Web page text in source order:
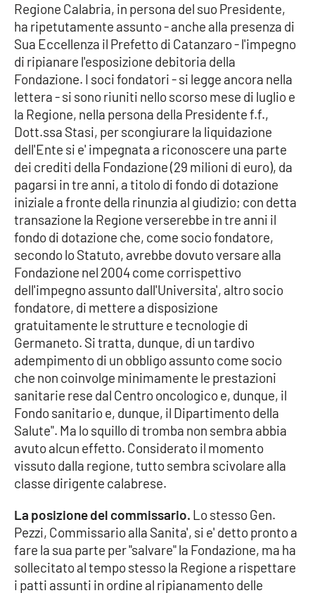
Leggendo Alvaro insieme
Imprese Di Calabria
Le perfidie di Antonella Grippo
Venti di comunicazione
STREAMING
LaC TV
LaC Network
LaC OnAir
EDIZIONI
LOCALI
Catanzaro
Crotone
Vibo Valentia
Reggio Calabria
Lamezia Terme
Regione Calabria, in persona del suo Presidente,
ha ripetutamente assunto - anche alla presenza di
Sua Eccellenza il Prefetto di Catanzaro - l'impegno
di ripianare l'esposizione debitoria della
Fondazione. I soci fondatori - si legge ancora nella
lettera - si sono riuniti nello scorso mese di luglio e
la Regione, nella persona della Presidente f.f.,
Dott.ssa Stasi, per scongiurare la liquidazione
dell'Ente si e' impegnata a riconoscere una parte
dei crediti della Fondazione (29 milioni di euro), da
pagarsi in tre anni, a titolo di fondo di dotazione
iniziale a fronte della rinunzia al giudizio; con detta
transazione la Regione verserebbe in tre anni il
fondo di dotazione che, come socio fondatore,
secondo lo Statuto, avrebbe dovuto versare alla
Fondazione nel 2004 come corrispettivo
dell'impegno assunto dall'Universita', altro socio
fondatore, di mettere a disposizione
gratuitamente le strutture e tecnologie di
Germaneto. Si tratta, dunque, di un tardivo
adempimento di un obbligo assunto come socio
che non coinvolge minimamente le prestazioni
sanitarie rese dal Centro oncologico e, dunque, il
Fondo sanitario e, dunque, il Dipartimento della
Salute". Ma lo squillo di tromba non sembra abbia
avuto alcun effetto. Considerato il momento
vissuto dalla regione, tutto sembra scivolare alla
classe dirigente calabrese.
La posizione del commissario. Lo stesso Gen.
Pezzi, Commissario alla Sanita', si e' detto pronto a
fare la sua parte per "salvare" la Fondazione, ma ha
sollecitato al tempo stesso la Regione a rispettare
i patti assunti in ordine al ripianamento delle